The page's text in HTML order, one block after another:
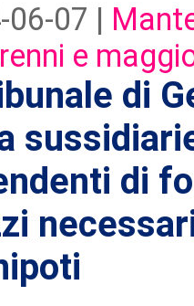
06-07 |
e
di
di